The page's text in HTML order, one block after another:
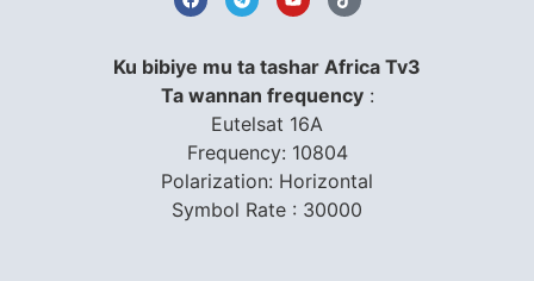
Ku bibiye mu ta tashar Africa Tv3
Ta wannan frequency:
Eutelsat 16A
Frequency: 10804
Polarization: Horizontal
Symbol Rate : 30000